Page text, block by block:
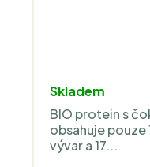
hodnocení
produktu
je
5,0
Skladem
BIO protein s
obsahuje
vývar a 17...